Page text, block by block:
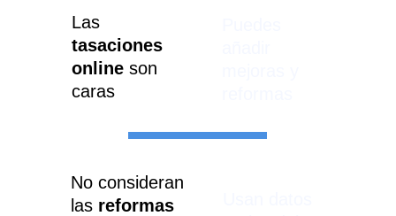
Las
tasaciones
online son
caras
No consideran
las reformas